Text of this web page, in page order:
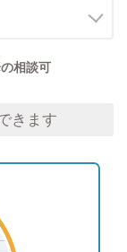
相談可
きます